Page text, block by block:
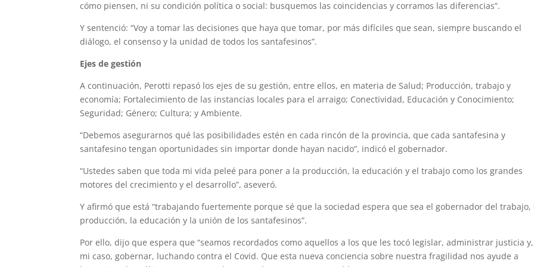
cómo piensen, ni su condición política o social: busquemos las coincidencias y corramos las diferencias”.
Y sentenció: “Voy a tomar las decisiones que haya que tomar, por más difíciles que sean, siempre buscando el
diálogo, el consenso y la unidad de todos los santafesinos”.
Ejes de gestión
A continuación, Perotti repasó los ejes de su gestión, entre ellos, en materia de Salud; Producción, trabajo y
economía; Fortalecimiento de las instancias locales para el arraigo; Conectividad, Educación y Conocimiento;
Seguridad; Género; Cultura; y Ambiente.
“Debemos asegurarnos qué las posibilidades estén en cada rincón de la provincia, que cada santafesina y
santafesino tengan oportunidades sin importar donde hayan nacido”, indicó el gobernador.
“Ustedes saben que toda mi vida peleé para poner a la producción, la educación y el trabajo como los grandes
motores del crecimiento y el desarrollo”, aseveró.
Y afirmó que está “trabajando fuertemente porque sé que la sociedad espera que sea el gobernador del trabajo,
producción, la educación y la unión de los santafesinos”.
Por ello, dijo que espera que “seamos recordados como aquellos a los que les tocó legislar, administrar justicia
mi caso, gobernar, luchando contra el Covid. Que esta nueva conciencia sobre nuestra fragilidad nos ayude a